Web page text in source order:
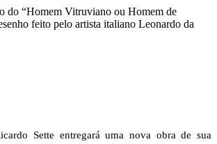
do “Homem Vitruviano ou Homem de
feito pelo artista italiano Leonardo da
Sette entregará uma nova obra de sua